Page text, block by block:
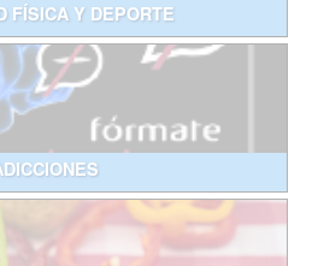
FÍSICA Y DEPORTE